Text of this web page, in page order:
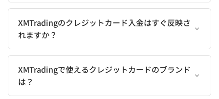
XMTradingのクレジットカード入金はすぐ反映さ
れますか？
XMTradingで使えるクレジットカードのブランド
は？